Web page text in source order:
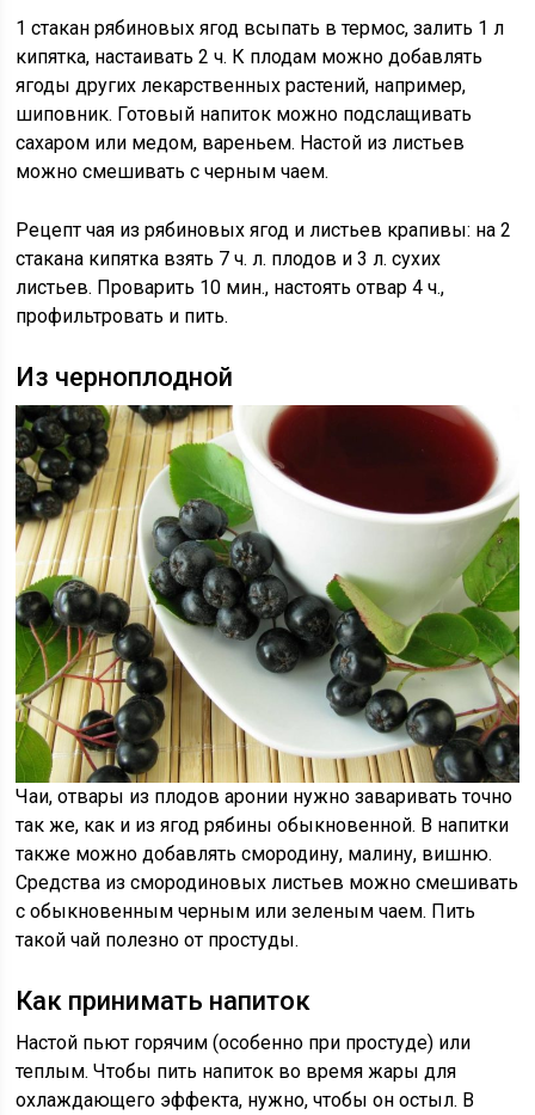
1 стакан рябиновых ягод всыпать в термос, залить 1 л
кипятка, настаивать 2 ч. К плодам можно добавлять
ягоды других лекарственных растений, например,
шиповник. Готовый напиток можно подслащивать
сахаром или медом, вареньем. Настой из листьев
можно смешивать с черным чаем.
Рецепт чая из рябиновых ягод и листьев крапивы: на 2
стакана кипятка взять 7 ч. л. плодов и 3 л. сухих
листьев. Проварить 10 мин., настоять отвар 4 ч.,
профильтровать и пить.
Из черноплодной
Чаи, отвары из плодов аронии нужно заваривать точно
так же, как и из ягод рябины обыкновенной. В напитки
также можно добавлять смородину, малину, вишню.
Средства из смородиновых листьев можно смешивать
с обыкновенным черным или зеленым чаем. Пить
такой чай полезно от простуды.
Как принимать напиток
Настой пьют горячим (особенно при простуде) или
теплым. Чтобы пить напиток во время жары для
охлаждающего эффекта, нужно, чтобы он остыл. В